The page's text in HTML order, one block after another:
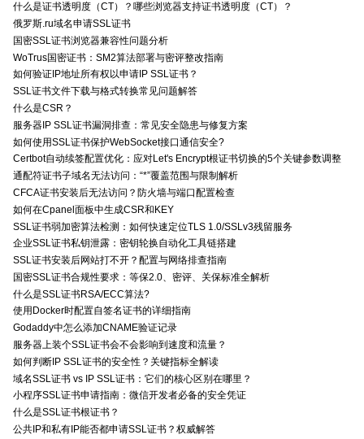
什么是证书透明度（CT）？哪些浏览器支持证书透明度（CT）？
俄罗斯.ru域名申请SSL证书
国密SSL证书浏览器兼容性问题分析
WoTrus国密证书：SM2算法部署与密评整改指南
如何验证IP地址所有权以申请IP SSL证书？
SSL证书文件下载与格式转换常见问题解答
什么是CSR？
服务器IP SSL证书漏洞排查：常见安全隐患与修复方案
如何使用SSL证书保护WebSocket接口通信安全?
Certbot自动续签配置优化：应对Let's Encrypt根证书切换的5个关键参数调整
通配符证书子域名无法访问：“*”覆盖范围与限制解析
CFCA证书安装后无法访问？防火墙与端口配置检查
如何在Cpanel面板中生成CSR和KEY
SSL证书弱加密算法检测：如何快速定位TLS 1.0/SSLv3残留服务
企业SSL证书私钥泄露：密钥轮换自动化工具链搭建
SSL证书安装后网站打不开？配置与网络排查指南
国密SSL证书合规性要求：等保2.0、密评、关保标准全解析
什么是SSL证书RSA/ECC算法?
使用Docker时配置自签名证书的详细指南
Godaddy中怎么添加CNAME验证记录
服务器上装个SSL证书会不会影响到速度和流量？
如何判断IP SSL证书的安全性？关键指标全解读
域名SSL证书 vs IP SSL证书：它们的核心区别在哪里？
小程序SSL证书申请指南：微信开发者必备的安全凭证
什么是SSL证书根证书？
公共IP和私有IP能否都申请SSL证书？权威解答